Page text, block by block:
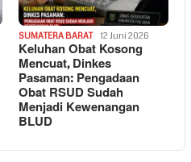
SUMATERA BARAT 12 Juni 2026
Keluhan Obat Kosong
Mencuat, Dinkes
Pasaman: Pengadaan
Obat RSUD Sudah
Menjadi Kewenangan
BLUD